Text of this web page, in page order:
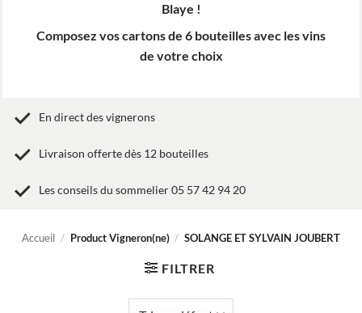
Blaye !
Composez vos cartons de 6 bouteilles avec les vins
de votre choix
En direct des vignerons
Livraison offerte dès 12 bouteilles
Les conseils du sommelier 05 57 42 94 20
Accueil / Product Vigneron(ne) / SOLANGE ET SYLVAIN JOUBERT
FILTRER